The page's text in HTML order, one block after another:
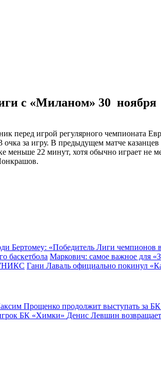
с «Миланом» 30 ноября
перед игрой регулярного чемпионата
за игру. В предыдущем матче
22 минут, хотя обычно играет не
Бертомеу: «Победитель Лиги чемпионов
баскетбола Маркович: самое важное для
Гани Лаваль официально покинул
Прощенко продолжит выступать за
БК «Химки» Денис Левшин